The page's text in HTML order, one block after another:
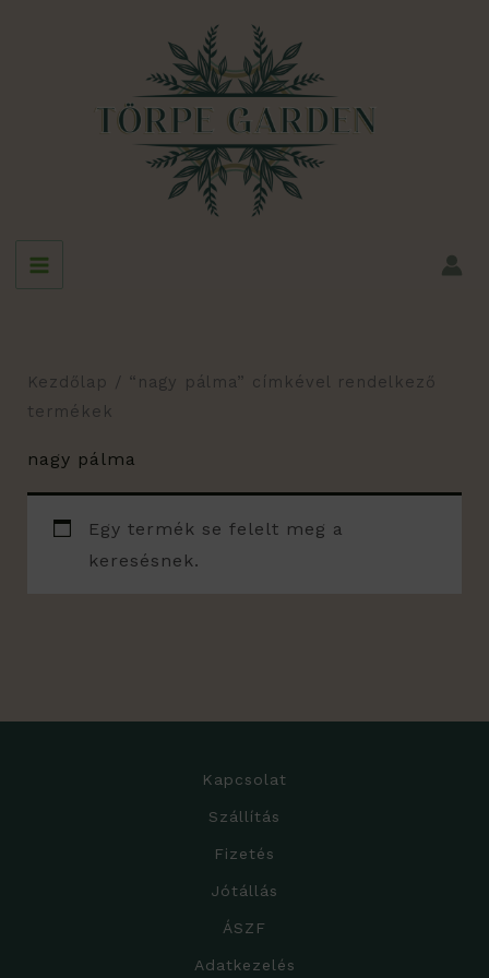
Kezdőlap / “nagy pálma” címkével rendelkező
termékek
nagy pálma
Egy termék se felelt meg a
keresésnek.
Kapcsolat
Szállítás
Fizetés
Jótállás
ÁSZF
Adatkezelés